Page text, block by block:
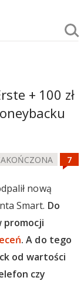
+ 100 zł
nową
Smart. Do
promocji
. A do tego
od wartości
czy